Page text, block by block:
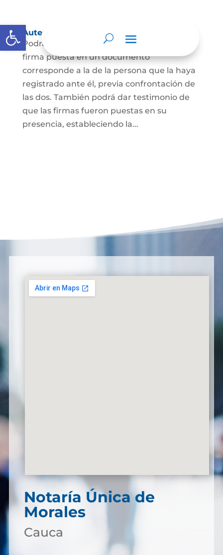
Abrir barra de herramientas
Autenticación de Firma
Podrá dar testimonio escrito de que la
firma puesta en un documento
corresponde a la de la persona que la haya
registrado ante él, previa confrontación de
las dos. También podrá dar testimonio de
que las firmas fueron puestas en su
presencia, estableciendo la...
Notaría Única de
Morales
Cauca